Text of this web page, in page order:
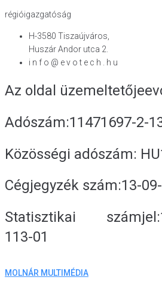
régióigazgatóság
H-3580 Tiszaújváros,
Huszár Andor utca 2.
i n f o @ e v o t e c h . h u
Az oldal üzemeltetője
Adószám:11471697-2-
Közösségi adószám:
Cégjegyzék szám:13-
Statisztikai számjel:
113-01
MOLNÁR MULTIMÉDIA